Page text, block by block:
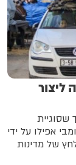
ליצור
שסוגיית
אפילו על ידי
של מדינות